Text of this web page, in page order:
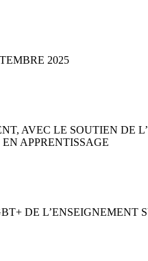
2025
AVEC LE SOUTIEN DE
APPRENTISSAGE
DE L’ENSEIGNEMENT